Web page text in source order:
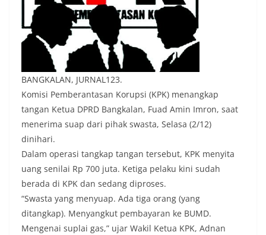
BANGKALAN, JURNAL123.
Komisi Pemberantasan Korupsi (KPK) menangkap
tangan Ketua DPRD Bangkalan, Fuad Amin Imron, saat
menerima suap dari pihak swasta, Selasa (2/12)
dinihari.
Dalam operasi tangkap tangan tersebut, KPK menyita
uang senilai Rp 700 juta. Ketiga pelaku kini sudah
berada di KPK dan sedang diproses.
“Swasta yang menyuap. Ada tiga orang (yang
ditangkap). Menyangkut pembayaran ke BUMD.
Mengenai suplai gas,” ujar Wakil Ketua KPK, Adnan